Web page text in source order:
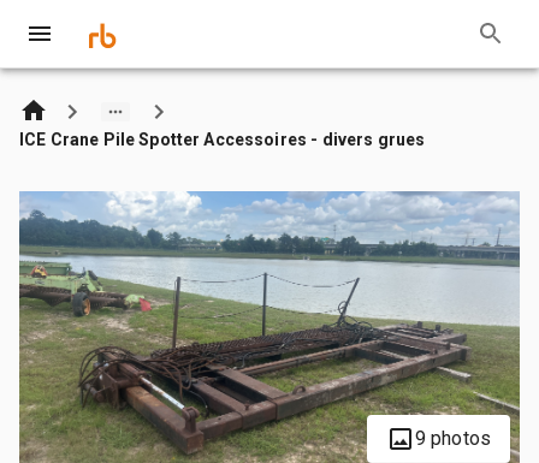
ICE Crane Pile Spotter Accessoires - divers grues
9 photos